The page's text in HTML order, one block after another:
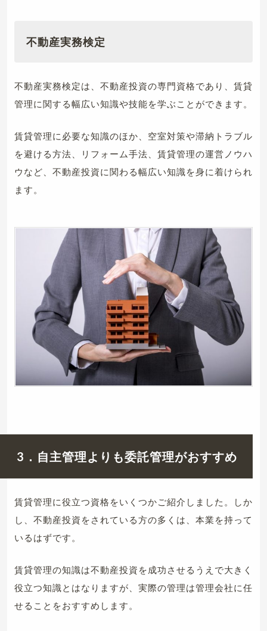
不動産実務検定
不動産実務検定は、不動産投資の専門資格であり、賃貸
管理に関する幅広い知識や技能を学ぶことができます。
賃貸管理に必要な知識のほか、空室対策や滞納トラブル
を避ける方法、リフォーム手法、賃貸管理の運営ノウハ
ウなど、不動産投資に関わる幅広い知識を身に着けられ
ます。
3．自主管理よりも委託管理がおすすめ
賃貸管理に役立つ資格をいくつかご紹介しました。しか
し、不動産投資をされている方の多くは、本業を持って
いるはずです。
賃貸管理の知識は不動産投資を成功させるうえで大きく
役立つ知識とはなりますが、実際の管理は管理会社に任
せることをおすすめします。